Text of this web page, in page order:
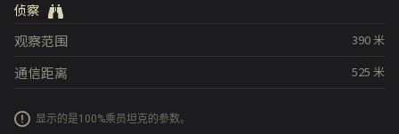
侦察
390米
观察范围
525 米
通信距离
显示的是100%乘员坦克的参数。